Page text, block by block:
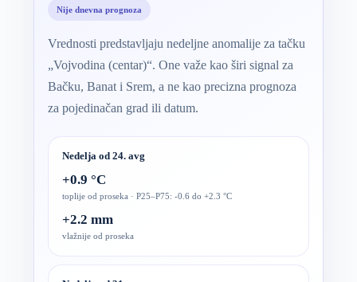
Nije dnevna prognoza
Vrednosti predstavljaju nedeljne anomalije za tačku
„Vojvodina (centar)“. One važe kao širi signal za
Bačku, Banat i Srem, a ne kao precizna prognoza
za pojedinačan grad ili datum.
Nedelja od 24. avg
+0.9 °C
toplije od proseka · P25–P75: -0.6 do +2.3 °C
+2.2 mm
vlažnije od proseka